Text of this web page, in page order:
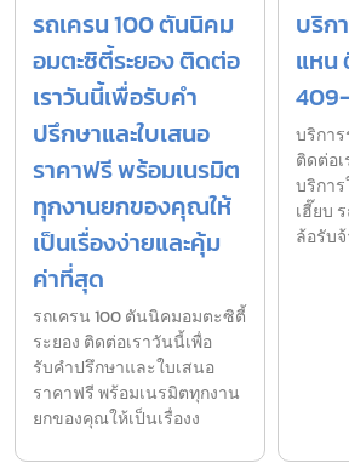
รถเครน 100 ตันนิคม
อมตะซิตี้ระยอง ติดต่อ
เราวันนี้เพื่อรับคำ
ปรึกษาและใบเสนอ
ราคาฟรี พร้อมเนรมิต
ทุกงานยกของคุณให้
เป็นเรื่องง่ายและคุ้ม
ค่าที่สุด
รถเครน 100 ตันนิคมอมตะซิตี้
ระยอง ติดต่อเราวันนี้เพื่อ
รับคำปรึกษาและใบเสนอ
ราคาฟรี พร้อมเนรมิตทุกงาน
ยกของคุณให้เป็นเรื่องง
บริก
แหน
บริกา
ติดต่อ
บริการ
เฮี๊ยบ
ล้อรับ